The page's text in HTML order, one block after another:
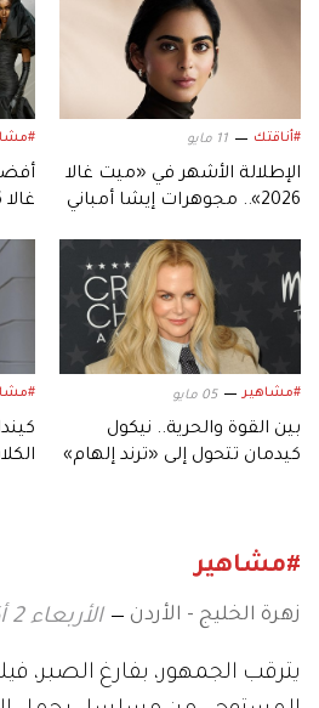
#أناقتك 11 مايو
الإطلالة الأشهر في «ميت غالا
2026».. مجوهرات إيشا أمباني
غالا 2026»
#مشاهير 05 مايو
بين القوة والحرية.. نيكول
كيدمان تتحول إلى «ترند إلهام»
#مشاهير
زهرة الخليج - الأردن الأربعاء 2 أكتوبر 2024 12:45
يترقب الجمهور، بفارغ الصبر،